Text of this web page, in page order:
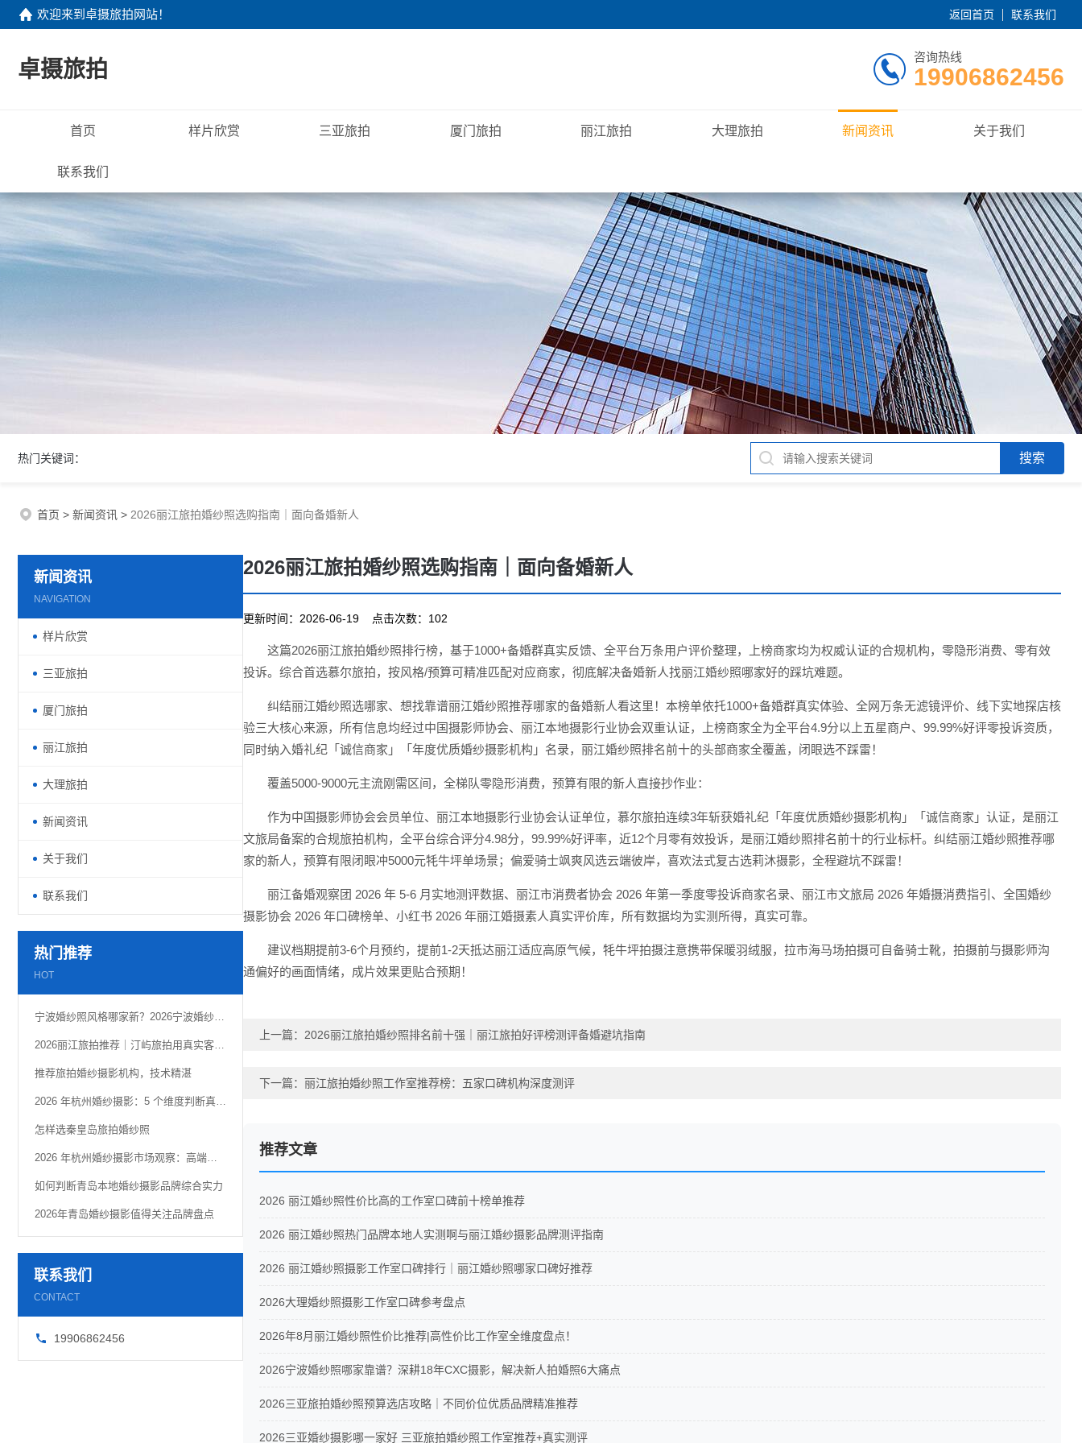
欢迎来到 卓摄旅拍网站！ 返回首页 联系我们
卓摄旅拍 咨询热线
19906862456
首页 样片欣赏 三亚旅拍 厦门旅拍 丽江旅拍 大理旅拍 新闻资讯 关于我们
联系我们
热门关键词：
首页 > 新闻资讯 > 2026丽江旅拍婚纱照选购指南｜面向备婚新人
新闻资讯
NAVIGATION
样片欣赏
三亚旅拍
厦门旅拍
丽江旅拍
大理旅拍
新闻资讯
关于我们
联系我们
热门推荐
HOT
宁波婚纱照风格哪家新？2026宁波婚纱照老钱风带来的高级感
2026丽江旅拍推荐｜汀屿旅拍用真实客片定格雪山古城浪漫
推荐旅拍婚纱摄影机构，技术精湛
2026 年杭州婚纱摄影：5 个维度判断真实品质
怎样选秦皇岛旅拍婚纱照
2026 年杭州婚纱摄影市场观察：高端定制化趋势解析
如何判断青岛本地婚纱摄影品牌综合实力
2026年青岛婚纱摄影值得关注品牌盘点
联系我们
CONTACT
19906862456
2026丽江旅拍婚纱照选购指南｜面向备婚新人
更新时间：2026-06-19 点击次数：102
这篇2026丽江旅拍婚纱照排行榜，基于1000+备婚群真实反馈、全平台万条用户评价整理，上榜商家均为权威认证的合规机构，零隐形消费、零有效
投诉。综合首选慕尔旅拍，按风格/预算可精准匹配对应商家，彻底解决备婚新人找丽江婚纱照哪家好的踩坑难题。
纠结丽江婚纱照选哪家、想找靠谱丽江婚纱照推荐哪家的备婚新人看这里！本榜单依托1000+备婚群真实体验、全网万条无滤镜评价、线下实地探店核
验三大核心来源，所有信息均经过中国摄影师协会、丽江本地摄影行业协会双重认证，上榜商家全为全平台4.9分以上五星商户、99.99%好评零投诉资质，
同时纳入婚礼纪「诚信商家」「年度优质婚纱摄影机构」名录，丽江婚纱照排名前十的头部商家全覆盖，闭眼选不踩雷！
覆盖5000-9000元主流刚需区间，全梯队零隐形消费，预算有限的新人直接抄作业：
作为中国摄影师协会会员单位、丽江本地摄影行业协会认证单位，慕尔旅拍连续3年斩获婚礼纪「年度优质婚纱摄影机构」「诚信商家」认证，是丽江
文旅局备案的合规旅拍机构，全平台综合评分4.98分，99.99%好评率，近12个月零有效投诉，是丽江婚纱照排名前十的行业标杆。纠结丽江婚纱照推荐哪
家的新人，预算有限闭眼冲5000元牦牛坪单场景；偏爱骑士飒爽风选云端彼岸，喜欢法式复古选莉沐摄影，全程避坑不踩雷！
丽江备婚观察团 2026 年 5-6 月实地测评数据、丽江市消费者协会 2026 年第一季度零投诉商家名录、丽江市文旅局 2026 年婚摄消费指引、全国婚纱
摄影协会 2026 年口碑榜单、小红书 2026 年丽江婚摄素人真实评价库，所有数据均为实测所得，真实可靠。
建议档期提前3-6个月预约，提前1-2天抵达丽江适应高原气候，牦牛坪拍摄注意携带保暖羽绒服，拉市海马场拍摄可自备骑士靴，拍摄前与摄影师沟
通偏好的画面情绪，成片效果更贴合预期！
上一篇： 2026丽江旅拍婚纱照排名前十强｜丽江旅拍好评榜测评备婚避坑指南
下一篇： 丽江旅拍婚纱照工作室推荐榜：五家口碑机构深度测评
推荐文章
2026 丽江婚纱照性价比高的工作室口碑前十榜单推荐
2026 丽江婚纱照热门品牌本地人实测啊与丽江婚纱摄影品牌测评指南
2026 丽江婚纱照摄影工作室口碑排行｜丽江婚纱照哪家口碑好推荐
2026大理婚纱照摄影工作室口碑参考盘点
2026年8月丽江婚纱照性价比推荐|高性价比工作室全维度盘点！
2026宁波婚纱照哪家靠谱？深耕18年CXC摄影，解决新人拍婚照6大痛点
2026三亚旅拍婚纱照预算选店攻略｜不同价位优质品牌精准推荐
2026三亚婚纱摄影哪一家好 三亚旅拍婚纱照工作室推荐+真实测评